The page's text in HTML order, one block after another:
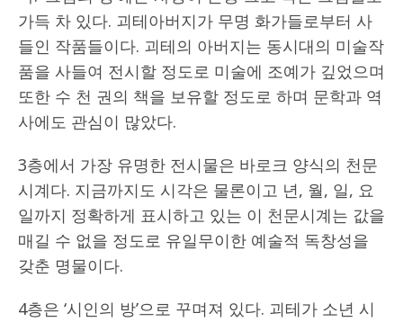
가득 차 있다. 괴테아버지가 무명 화가들로부터 사
들인 작품들이다. 괴테의 아버지는 동시대의 미술작
품을 사들여 전시할 정도로 미술에 조예가 깊었으며
또한 수 천 권의 책을 보유할 정도로 하며 문학과 역
사에도 관심이 많았다.
3층에서 가장 유명한 전시물은 바로크 양식의 천문
시계다. 지금까지도 시각은 물론이고 년, 월, 일, 요
일까지 정확하게 표시하고 있는 이 천문시계는 값을
매길 수 없을 정도로 유일무이한 예술적 독창성을
갖춘 명물이다.
4층은 ‘시인의 방’으로 꾸며져 있다. 괴테가 소년 시